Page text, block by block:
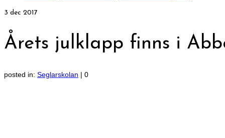
3 dec 2017
Årets julklapp finns i
posted in: Seglarskolan | 0